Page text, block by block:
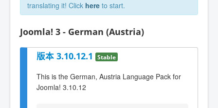
translating it! Click here to start.
Joomla! 3 - German (Austria)
版本 3.10.12.1 Stable
This is the German, Austria Language Pack for
Joomla! 3.10.12